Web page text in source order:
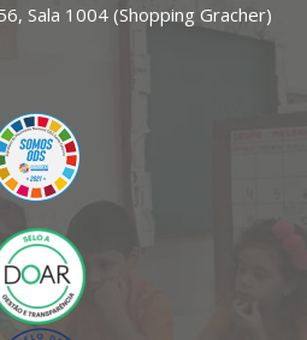
Sala 1004 (Shopping Gracher)